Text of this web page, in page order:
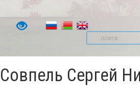
Совпель Сергей